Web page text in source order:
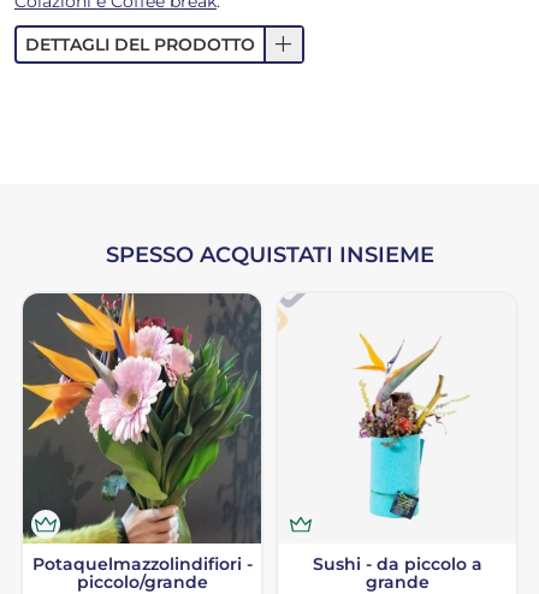
DETTAGLI DEL PRODOTTO
add
SPESSO ACQUISTATI INSIEME
Potaquelmazzolindifiori -
piccolo/grande
Sushi - da piccolo a
grande